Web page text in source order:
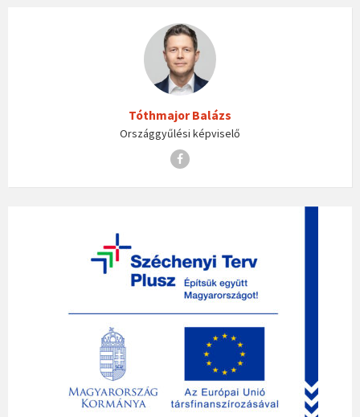
Tóthmajor Balázs
Országgyűlési képviselő
Facebook